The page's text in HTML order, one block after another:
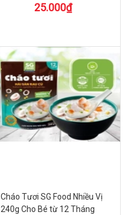
25.000₫
Cháo Tươi SG Food Nhiều Vị
240g Cho Bé từ 12 Tháng